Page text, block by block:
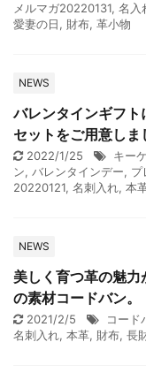
メルマガ20220131, 名入
愛妻の日, 財布, 革小物
NEWS
バレンタインギフ
セットをご用意しま
2022/1/25 キー
ン, バレンタインデー, プ
20220121, 名刺入れ, 本
NEWS
美しく育つ革の魅
の素材コードバン。
2021/2/5 コード
名刺入れ, 本革, 財布, 長